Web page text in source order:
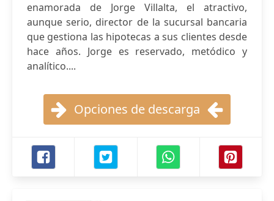
enamorada de Jorge Villalta, el atractivo,
aunque serio, director de la sucursal bancaria
que gestiona las hipotecas a sus clientes desde
hace años. Jorge es reservado, metódico y
analítico....
Opciones de descarga